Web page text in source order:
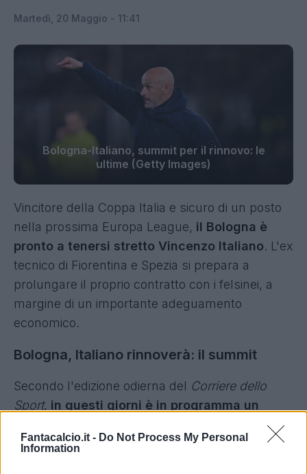
Fantacalcio.it - Do Not Process My Personal
Information
Martedì, 20 Maggio - 11:41
Bologna-Italiano, summit per il rinnovo: le
ultime (Getty Images)
Vincitore della Coppa Italia e sicuro di un posto
nella prossima Europa League, il Bologna è
pronto a tenersi stretto Vincenzo Italiano. L'ex
tecnico di Fiorentina e Spezia si prepara a
prolungare il proprio contratto con i felsinei, a
margine di un importante adeguamento
economico.
Bologna, Italiano rinnoverà: il summit
Secondo l'edizione odierna del Corriere dello
Sport, in questi giorni è in programma un
summit tra presidenza, dirigenza e allenatore
per discutere del rinnovo di Italiano. Gli Stati